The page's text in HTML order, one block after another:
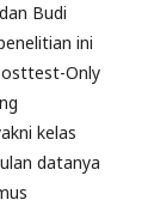
Budi
ini
Only
kelas
datanya